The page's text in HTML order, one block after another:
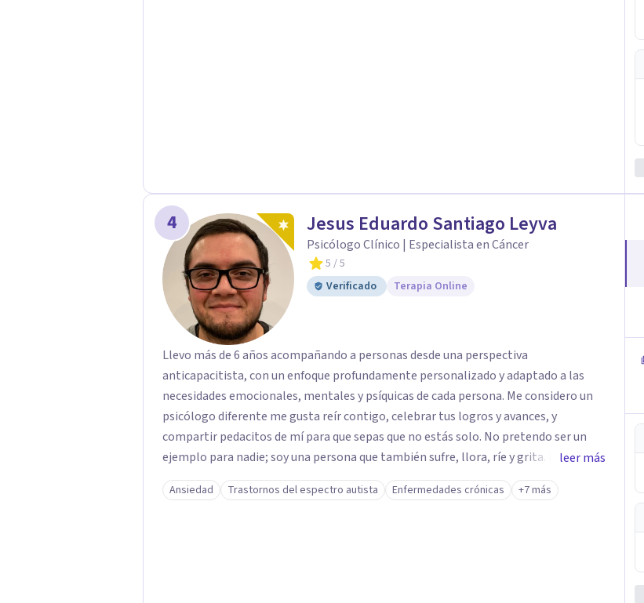
4 Jesus Eduardo Santiago Leyva
Psicólogo Clínico | Especialista en Cáncer
5 / 5
Verificado
Terapia Online
Llevo más de 6 años acompañando a personas desde una perspectiva
anticapacitista, con un enfoque profundamente personalizado y adaptado a las
necesidades emocionales, mentales y psíquicas de cada persona. Me considero un
psicólogo diferente me gusta reír contigo, celebrar tus logros y avances, y
compartir pedacitos de mí para que sepas que no estás solo. No pretendo ser un
ejemplo para nadie; soy una persona que también sufre, llora, ríe y grita. Para mí,
tu salud, tu paz y tu tranquilidad siempre estarán por encima de lo económico. A lo
largo de mi camino he cuestionado muchas de las reglas rígidas que aprendí en la
leer más
Ansiedad Trastornos del espectro autista Enfermedades crónicas +7 más